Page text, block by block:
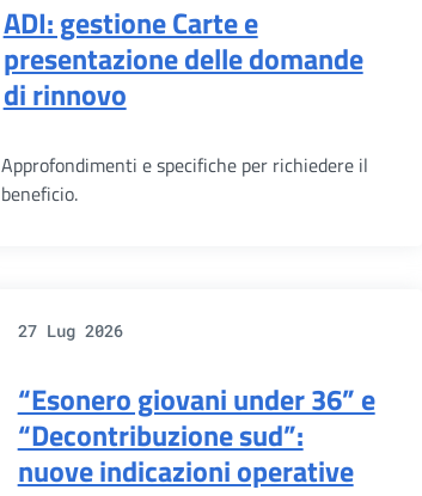
ADI: gestione Carte e
presentazione delle domande
di rinnovo
Approfondimenti e specifiche per richiedere il
beneficio.
27 Lug 2026
“Esonero giovani under 36” e
“Decontribuzione sud”:
nuove indicazioni operative